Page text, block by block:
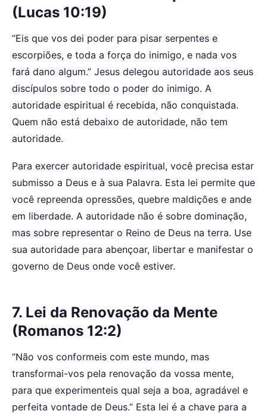
(Lucas 10:19)
“Eis que vos dei poder para pisar serpentes e
escorpiões, e toda a força do inimigo, e nada vos
fará dano algum.” Jesus delegou autoridade aos seus
discípulos sobre todo o poder do inimigo. A
autoridade espiritual é recebida, não conquistada.
Quem não está debaixo de autoridade, não tem
autoridade.
Para exercer autoridade espiritual, você precisa estar
submisso a Deus e à sua Palavra. Esta lei permite que
você repreenda opressões, quebre maldições e ande
em liberdade. A autoridade não é sobre dominação,
mas sobre representar o Reino de Deus na terra. Use
sua autoridade para abençoar, libertar e manifestar o
governo de Deus onde você estiver.
7. Lei da Renovação da Mente
(Romanos 12:2)
“Não vos conformeis com este mundo, mas
transformai-vos pela renovação da vossa mente,
para que experimenteis qual seja a boa, agradável e
perfeita vontade de Deus.” Esta lei é a chave para a